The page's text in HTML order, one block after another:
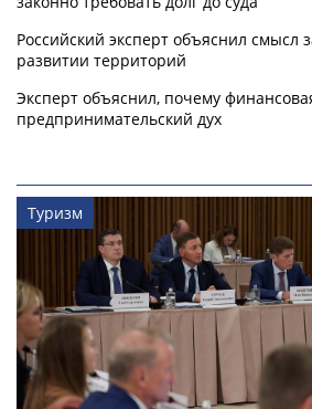
Российский эксперт объяснил смысл
развитии территорий
Эксперт объяснил, почему
предпринимательский дух
Туризм